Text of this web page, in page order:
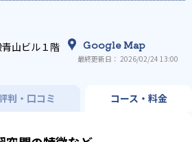
山ビル１階 Google Map
最終更新日： 2026/02/24 13:00
判・口コミ コース・料金